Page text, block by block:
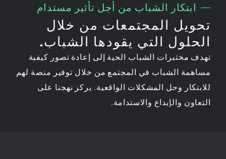
ابتكار الشباب من أجل تأثير مستدام
تحويل المجتمعات من خلال
الحلول التي يقودها الشباب.
تهدف مختبرات الشباب الحية إلى إعادة تصور كيفية
مساهمة الشباب في المجتمع من خلال توفير منصة لهم
للابتكار وحل المشكلات الواقعية. يركز نهجنا على
التعاون والإبداع والاستدامة.